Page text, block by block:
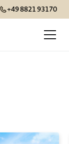
+49 8821 93170